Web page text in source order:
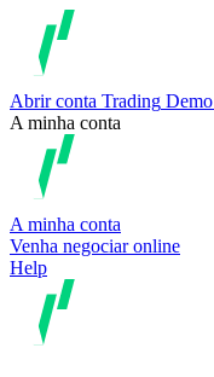
Abrir conta Trading Demo
A minha conta
A minha conta
Venha negociar online
Help